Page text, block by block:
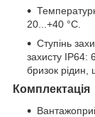
20...+40 °C.
Ступінь
захисту IP64:
бризок рідин,
Комплектація